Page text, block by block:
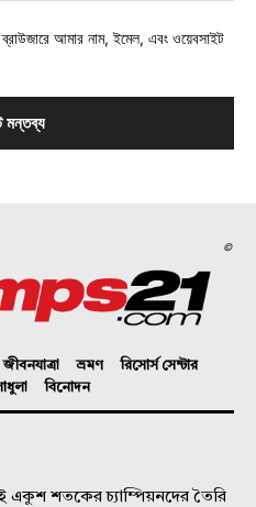
আমার নাম, ইমেল, এবং ওয়েবসাইট
©
জীবনযাত্রা ভ্রমণ
রিসোর্স সেন্টার
বিনোদন
একুশ শতকের চ্যাম্পিয়নদের তৈরি